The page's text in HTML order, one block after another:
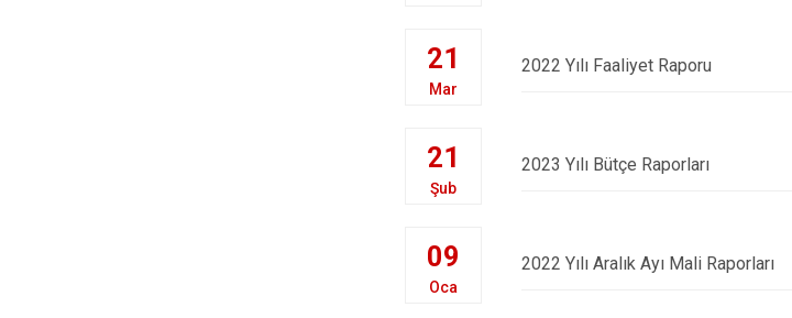
21
Mar
2022 Yılı Faaliyet Raporu
21
Şub
2023 Yılı Bütçe Raporları
09
Oca
2022 Yılı Aralık Ayı Mali Raporları